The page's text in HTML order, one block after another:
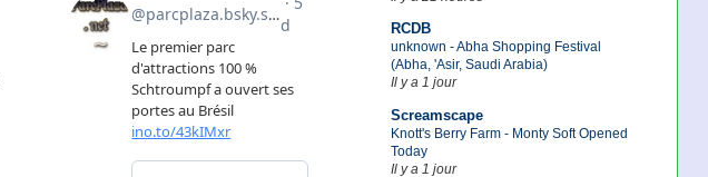
RCDB
unknown - Abha Shopping Festival
(Abha, 'Asir, Saudi Arabia)
Il y a 1 jour
Screamscape
Knott's Berry Farm - Monty Soft Opened
Today
Il y a 1 jour